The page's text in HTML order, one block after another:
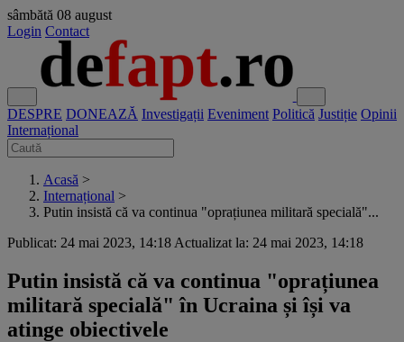
sâmbătă 08 august
Login Contact
DESPRE DONEAZĂ Investigații Eveniment Politică Justiție Opinii
Internațional
Acasă >
Internațional >
Putin insistă că va continua "oprațiunea militară specială"...
Publicat: 24 mai 2023, 14:18 Actualizat la: 24 mai 2023, 14:18
Putin insistă că va continua "oprațiunea
militară specială" în Ucraina și își va
atinge obiectivele